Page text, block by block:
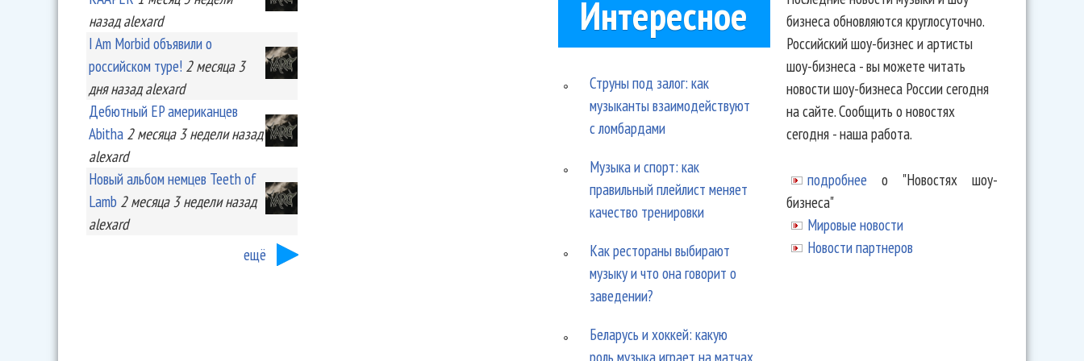
назад alexard
I Am Morbid объявили о
российском туре! 2 месяца 3
дняназад alexard
Дебютный EP американцев
Abitha 2 месяца 3 неделиназад
alexard
Новый альбом немцев Teeth of
Lamb 2 месяца 3 неделиназад
alexard
ещё
Интересное
Струны под залог: как
музыканты взаимодействуют
с ломбардами
Музыка и спорт: как
правильный плейлист меняет
качество тренировки
Как рестораны выбирают
музыку и что она говорит о
заведении?
Беларусь и хоккей: какую
роль музыка играет на матчах
бизнеса обновляются круглосуточно.
Российский шоу-бизнес и артисты
шоу-бизнеса - вы можете читать
новости шоу-бизнеса России сегодня
на сайте. Сообщить о новостях
сегодня - наша работа.
подробнее о "Новостях шоу-
бизнеса"
Мировые новости
Новости партнеров